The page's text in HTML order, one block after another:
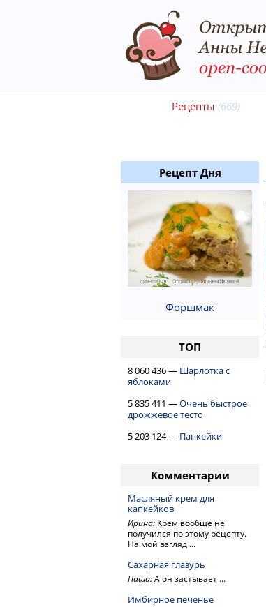
Рецепты (669)
Рецепт Дня
Форшмак
ТОП
8 060 436 — Шарлотка с
яблоками
5 835 411 —Очень быстрое
дрожжевое тесто
5 203 124 — Панкейки
Комментарии
Масляный крем для
капкейков
Ирина: Крем вообще не
получился по этому рецепту.
На мой взгляд ...
Сахарная глазурь
Паша:А он застывает ...
Имбирное печенье